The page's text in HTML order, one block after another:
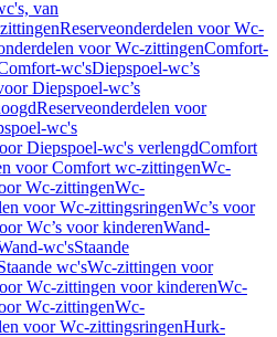
van
Reserveonderdelen voor Wc-
voor Wc-zittingenComfort-
wc'sDiepspoel-wc’s
Diepspoel-wc’s
Reserveonderdelen voor
wc's
Diepspoel-wc's verlengdComfort
voor Comfort wc-zittingenWc-
Wc-zittingenWc-
voor Wc-zittingsringenWc’s voor
Wc’s voor kinderenWand-
wc'sStaande
wc'sWc-zittingen voor
Wc-zittingen voor kinderenWc-
Wc-zittingenWc-
voor Wc-zittingsringenHurk-